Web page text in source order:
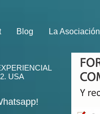
Blog La Asociación
. USA